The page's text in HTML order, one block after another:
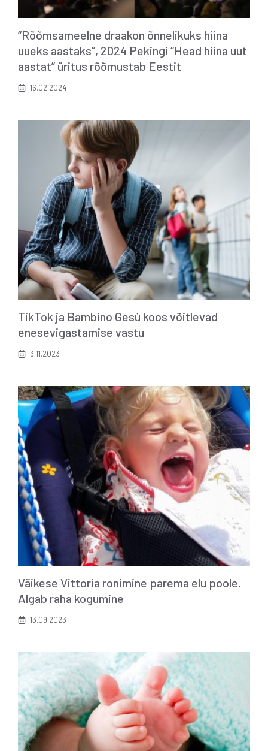
“Rõõmsameelne draakon õnnelikuks hiina
uueks aastaks”, 2024 Pekingi “Head hiina uut
aastat” üritus rõõmustab Eestit
16.02.2024
TikTok ja Bambino Gesù koos võitlevad
enesevigastamise vastu
3.11.2023
Väikese Vittoria ronimine parema elu poole.
Algab raha kogumine
13.09.2023